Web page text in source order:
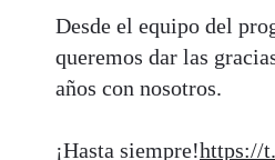
Desde el equipo del
queremos dar las
años con nosotros.
¡Hasta siempre!https://